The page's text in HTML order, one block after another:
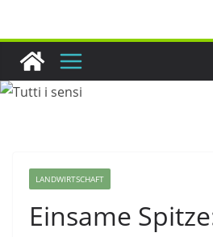
springen
LANDWIRTSCHAFT
Einsame